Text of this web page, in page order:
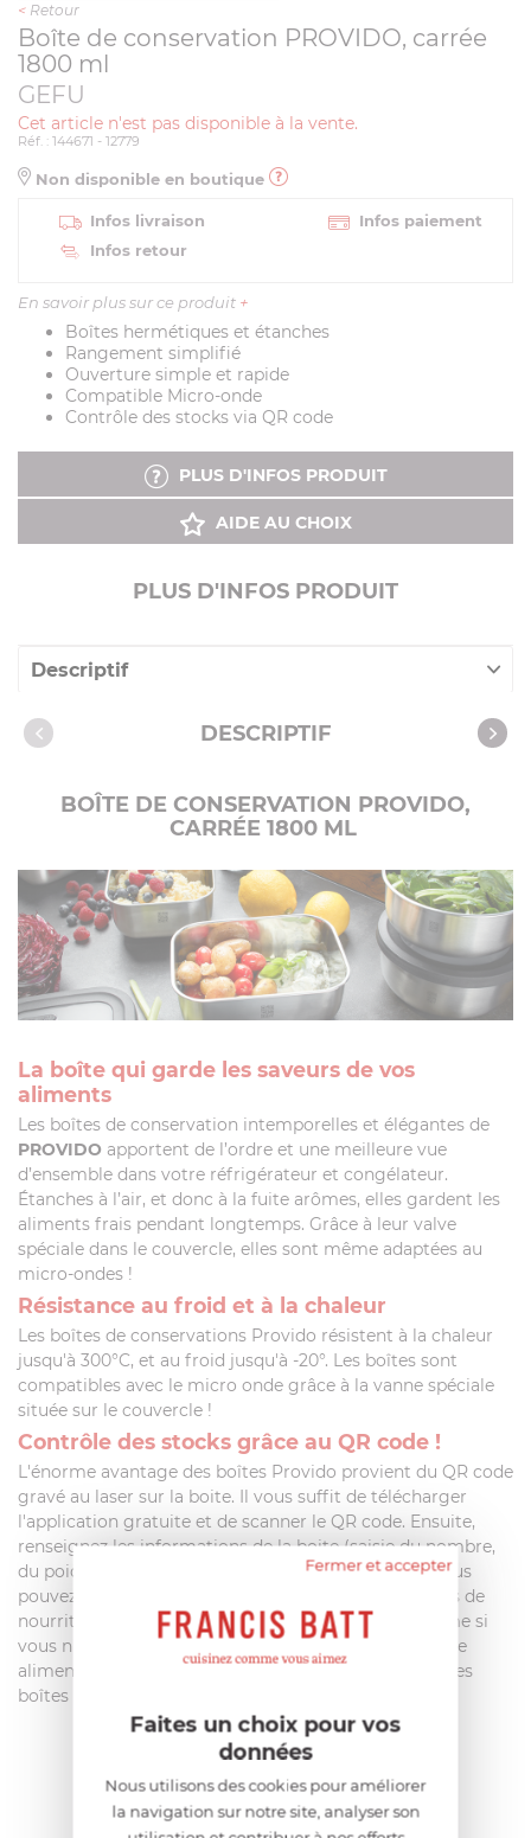
< Retour
Boîte de conservation PROVIDO, carrée
1800 ml
GEFU
Cet article n'est pas disponible à la vente.
Réf. : 144671 - 12779
Non disponible en boutique
Infos livraison
Infos paiement
Infos retour
En savoir plus sur ce produit +
Boîtes hermétiques et étanches
Rangement simplifié
Ouverture simple et rapide
Compatible Micro-onde
Contrôle des stocks via QR code
PLUS D'INFOS PRODUIT
AIDE AU CHOIX
PLUS D'INFOS PRODUIT
Descriptif
Caractéristiques DESCRIPTIF
BOÎTE DE CONSERVATION PROVIDO,
CARRÉE 1800 ML
La boîte qui garde les saveurs de vos
aliments
Les boîtes de conservation intemporelles et élégantes de
PROVIDO apportent de l’ordre et une meilleure vue
d’ensemble dans votre réfrigérateur et congélateur.
Étanches à l’air, et donc à la fuite arômes, elles gardent les
aliments frais pendant longtemps. Grâce à leur valve
spéciale dans le couvercle, elles sont même adaptées au
micro-ondes !
Résistance au froid et à la chaleur
Les boîtes de conservations Provido résistent à la chaleur
jusqu'à 300°C, et au froid jusqu'à -20°. Les boîtes sont
compatibles avec le micro onde grâce à la vanne spéciale
située sur le couvercle !
Contrôle des stocks grâce au QR code !
L'énorme avantage des boîtes Provido provient du QR code
gravé au laser sur la boite. Il vous suffit de télécharger
l'application gratuite et de scanner le QR code. Ensuite,
renseignez les informations de la boite (saisie du nombre,
du poids, du ml, de la durée de conservation, etc.) Vous
pouvez alors facilement contrôler et gérer vos stocks de
nourriture. Les données peuvent être modifiées même si
vous n'êtes pas connecté à internet. Finis le gaspillage
alimentaire avec le système de contrôle des stocks des
boîtes Provido !
AIDE AU CHOIX
Fermer et accepter
Faites un choix pour vos
données
Nous utilisons des cookies pour améliorer
la navigation sur notre site, analyser son